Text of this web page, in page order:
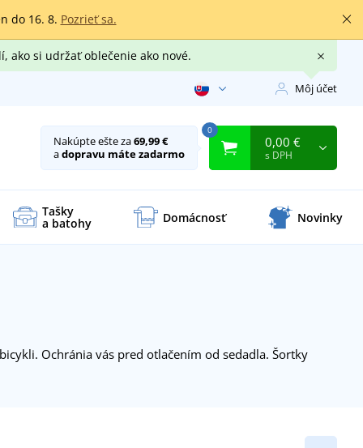
do 16. 8. Pozrieť sa.
ako si udržať oblečenie ako nové.
Môj účet
Nakúpte ešte za69,99 €
adopravu máte zadarmo
0
0,00 €
s DPH
Tašky
a batohy Domácnosť Novinky
Ochránia vás pred otlačením od sedadla. Šortky